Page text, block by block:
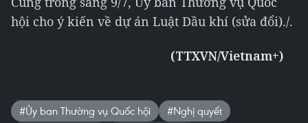
hội cho ý kiến về dự án Luật Dầu khí (sửa đổi)./.
(TTXVN/Vietnam+)
#Ủy ban Thường vụ Quốc hội
#Nghị quyết